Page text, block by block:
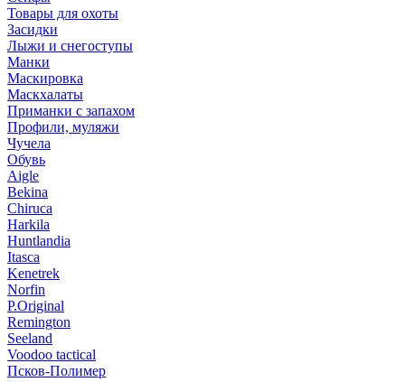
Товары для охоты
Засидки
Лыжи и снегоступы
Манки
Маскировка
Маскхалаты
Приманки с запахом
Профили, муляжи
Чучела
Обувь
Aigle
Bekina
Chiruсa
Harkila
Huntlandia
Itasca
Kenetrek
Norfin
P.Original
Remington
Seeland
Voodoo tactical
Псков-Полимер